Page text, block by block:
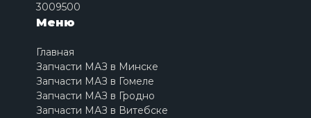
3009500
Меню
Главная
Запчасти МАЗ в Минске
Запчасти МАЗ в Гомеле
Запчасти МАЗ в Гродно
Запчасти МАЗ в Витебске